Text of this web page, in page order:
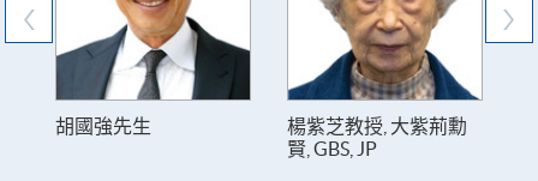
胡國強先生
楊紫芝教授, 大紫荊勳
賢, GBS, JP